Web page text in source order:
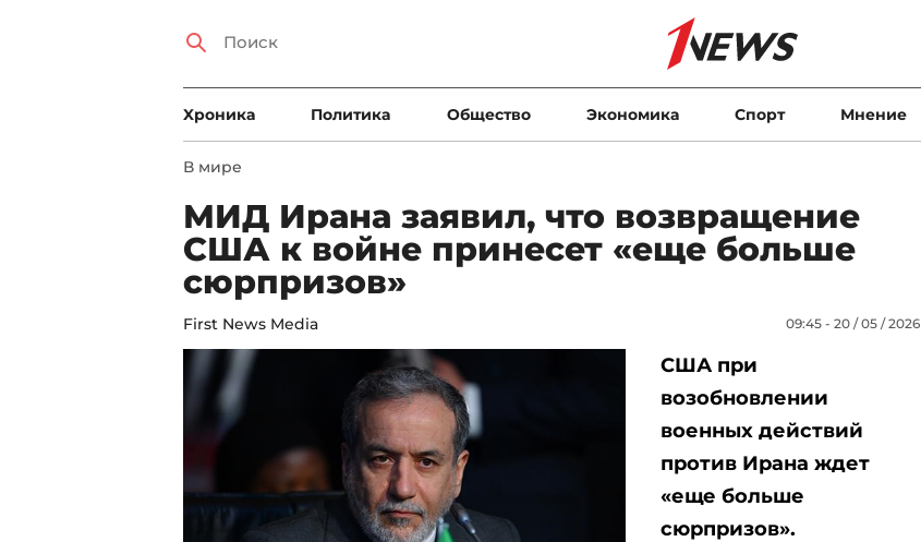
Xроника Политика Общество Экономика Спорт Мнение
В мире
МИД Ирана заявил, что возвращение
США к войне принесет «еще больше
сюрпризов»
First News Media 09:45 - 20 / 05 / 2026
США при
возобновлении
военных действий
против Ирана ждет
«еще больше
сюрпризов».